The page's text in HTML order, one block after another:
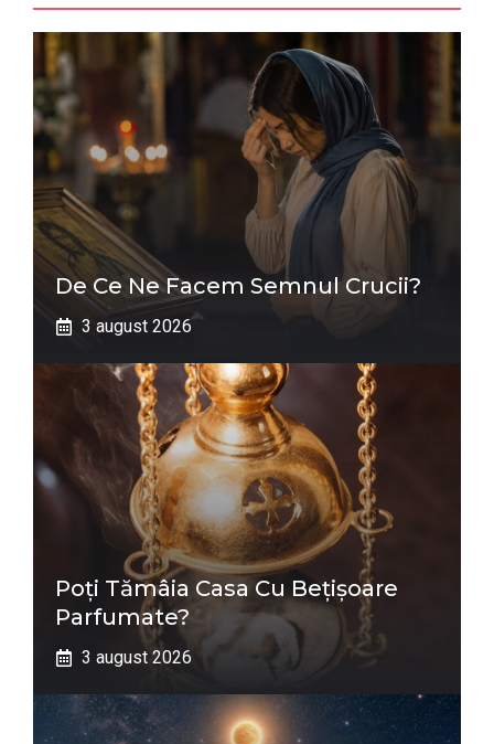
De Ce Ne Facem Semnul Crucii?
3 august 2026
Poți Tămâia Casa Cu Bețișoare
Parfumate?
3 august 2026